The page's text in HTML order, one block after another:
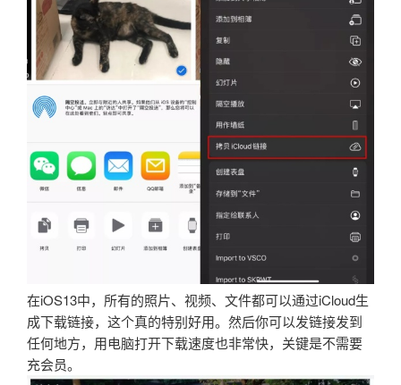
在iOS13中，所有的照片、视频、文件都可以通过iCloud生
成下载链接，这个真的特别好用。然后你可以发链接发到
任何地方，用电脑打开下载速度也非常快，关键是不需要
充会员。